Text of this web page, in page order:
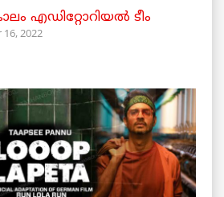
എഡിറ്റോറിയല്‍ ടീം
2022